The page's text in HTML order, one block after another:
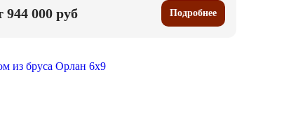
944 000 руб Подробнее